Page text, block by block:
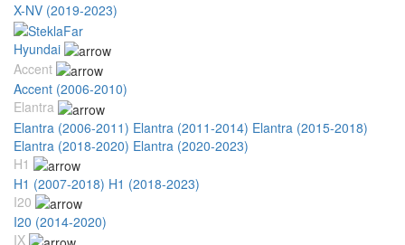
X-NV (2019-2023)
Hyundai
Accent
Accent (2006-2010)
Elantra
Elantra (2006-2011) Elantra (2011-2014) Elantra (2015-2018)
Elantra (2018-2020) Elantra (2020-2023)
H1
H1 (2007-2018) H1 (2018-2023)
I20
I20 (2014-2020)
IX